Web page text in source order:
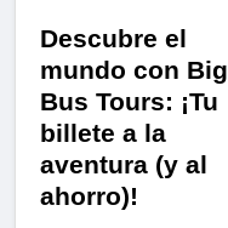
Descubre el
mundo con Big
Bus Tours: ¡Tu
billete a la
aventura (y al
ahorro)!